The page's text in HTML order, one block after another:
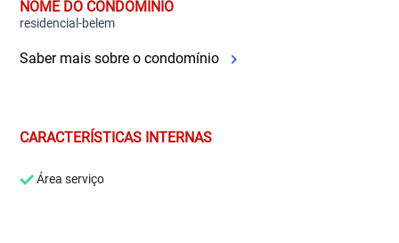
NOME DO CONDOMÍNIO
residencial-belem
Saber mais sobre o condomínio
CARACTERÍSTICAS INTERNAS
Área serviço